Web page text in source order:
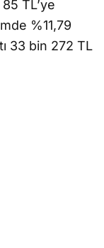
TL’ye
%11,79
33 bin 272 TL